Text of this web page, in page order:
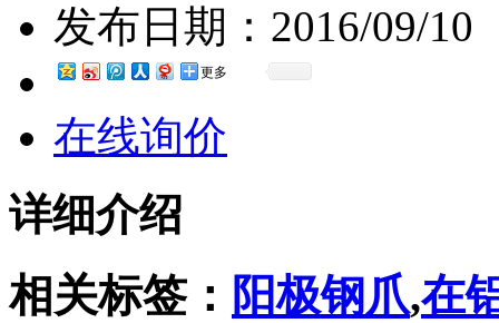
发布日期： 2016/09/10
更多
在线询价
详细介绍
相关标签： 阳极钢爪,在